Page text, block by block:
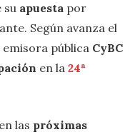
su apuesta por
Según avanza el
emisora pública CyBC
en la 24ª
las próximas